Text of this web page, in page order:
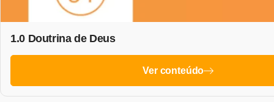
1.0 Doutrina de Deus
Ver conteúdo